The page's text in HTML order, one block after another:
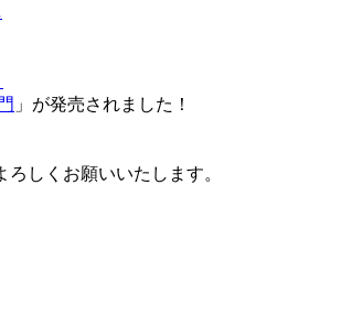
」が発売されました！
しくお願いいたします。